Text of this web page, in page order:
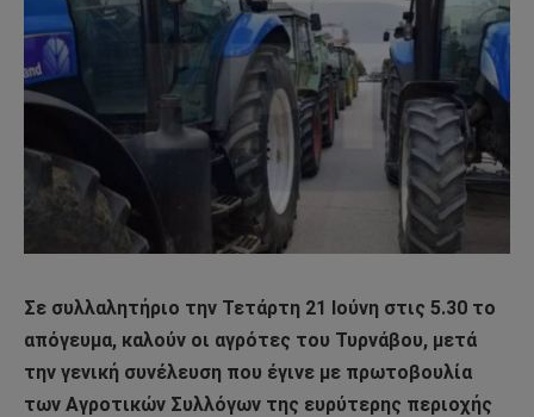
Σε συλλαλητήριο την Τετάρτη 21 Ιούνη στις 5.30 το
απόγευμα, καλούν οι αγρότες του Τυρνάβου, μετά
την γενική συνέλευση που έγινε με πρωτοβουλία
των Αγροτικών Συλλόγων της ευρύτερης περιοχής